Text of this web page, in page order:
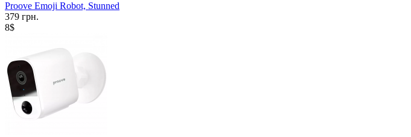
Proove Emoji Robot, Stunned
379 грн.
8$